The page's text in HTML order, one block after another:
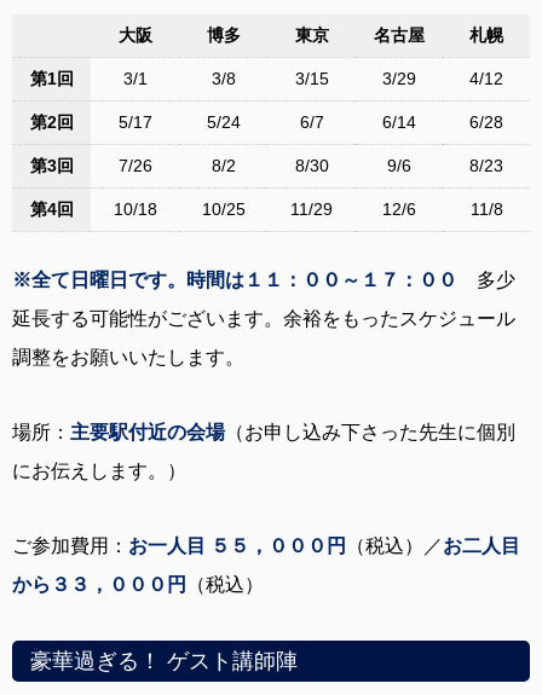
大阪 博多 東京 名古屋 札幌
第1回 3/1 3/8 3/15 3/29 4/12
第2回 5/17 5/24 6/7 6/14 6/28
第3回 7/26 8/2 8/30 9/6 8/23
第4回 10/18 10/25 11/29 12/6 11/8
※全て日曜日です。時間は１１：００～１７：００
多少
延長する可能性がございます。余裕をもったスケジュール
調整をお願いいたします。
場所： 主要駅付近の会場（お申し込み下さった先生に個別
にお伝えします。）
ご参加費用： お一人目 ５５，０００円 （税込）／お二人目
から３３，０００円
（税込）
豪華過ぎる！ ゲスト講師陣